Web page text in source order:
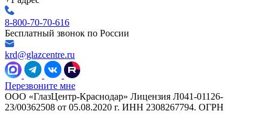
8-800-70-70-616
Бесплатный звонок по России
krd@glazcentre.ru
Перезвоните мне
ООО «ГлазЦентр-Краснодар» Лицензия Л041-01126-
23/00362508 от 05.08.2020 г. ИНН 2308267794. ОГРН